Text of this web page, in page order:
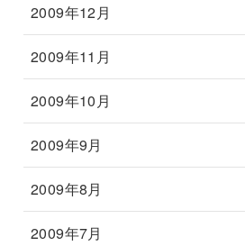
2009年12月
2009年11月
2009年10月
2009年9月
2009年8月
2009年7月